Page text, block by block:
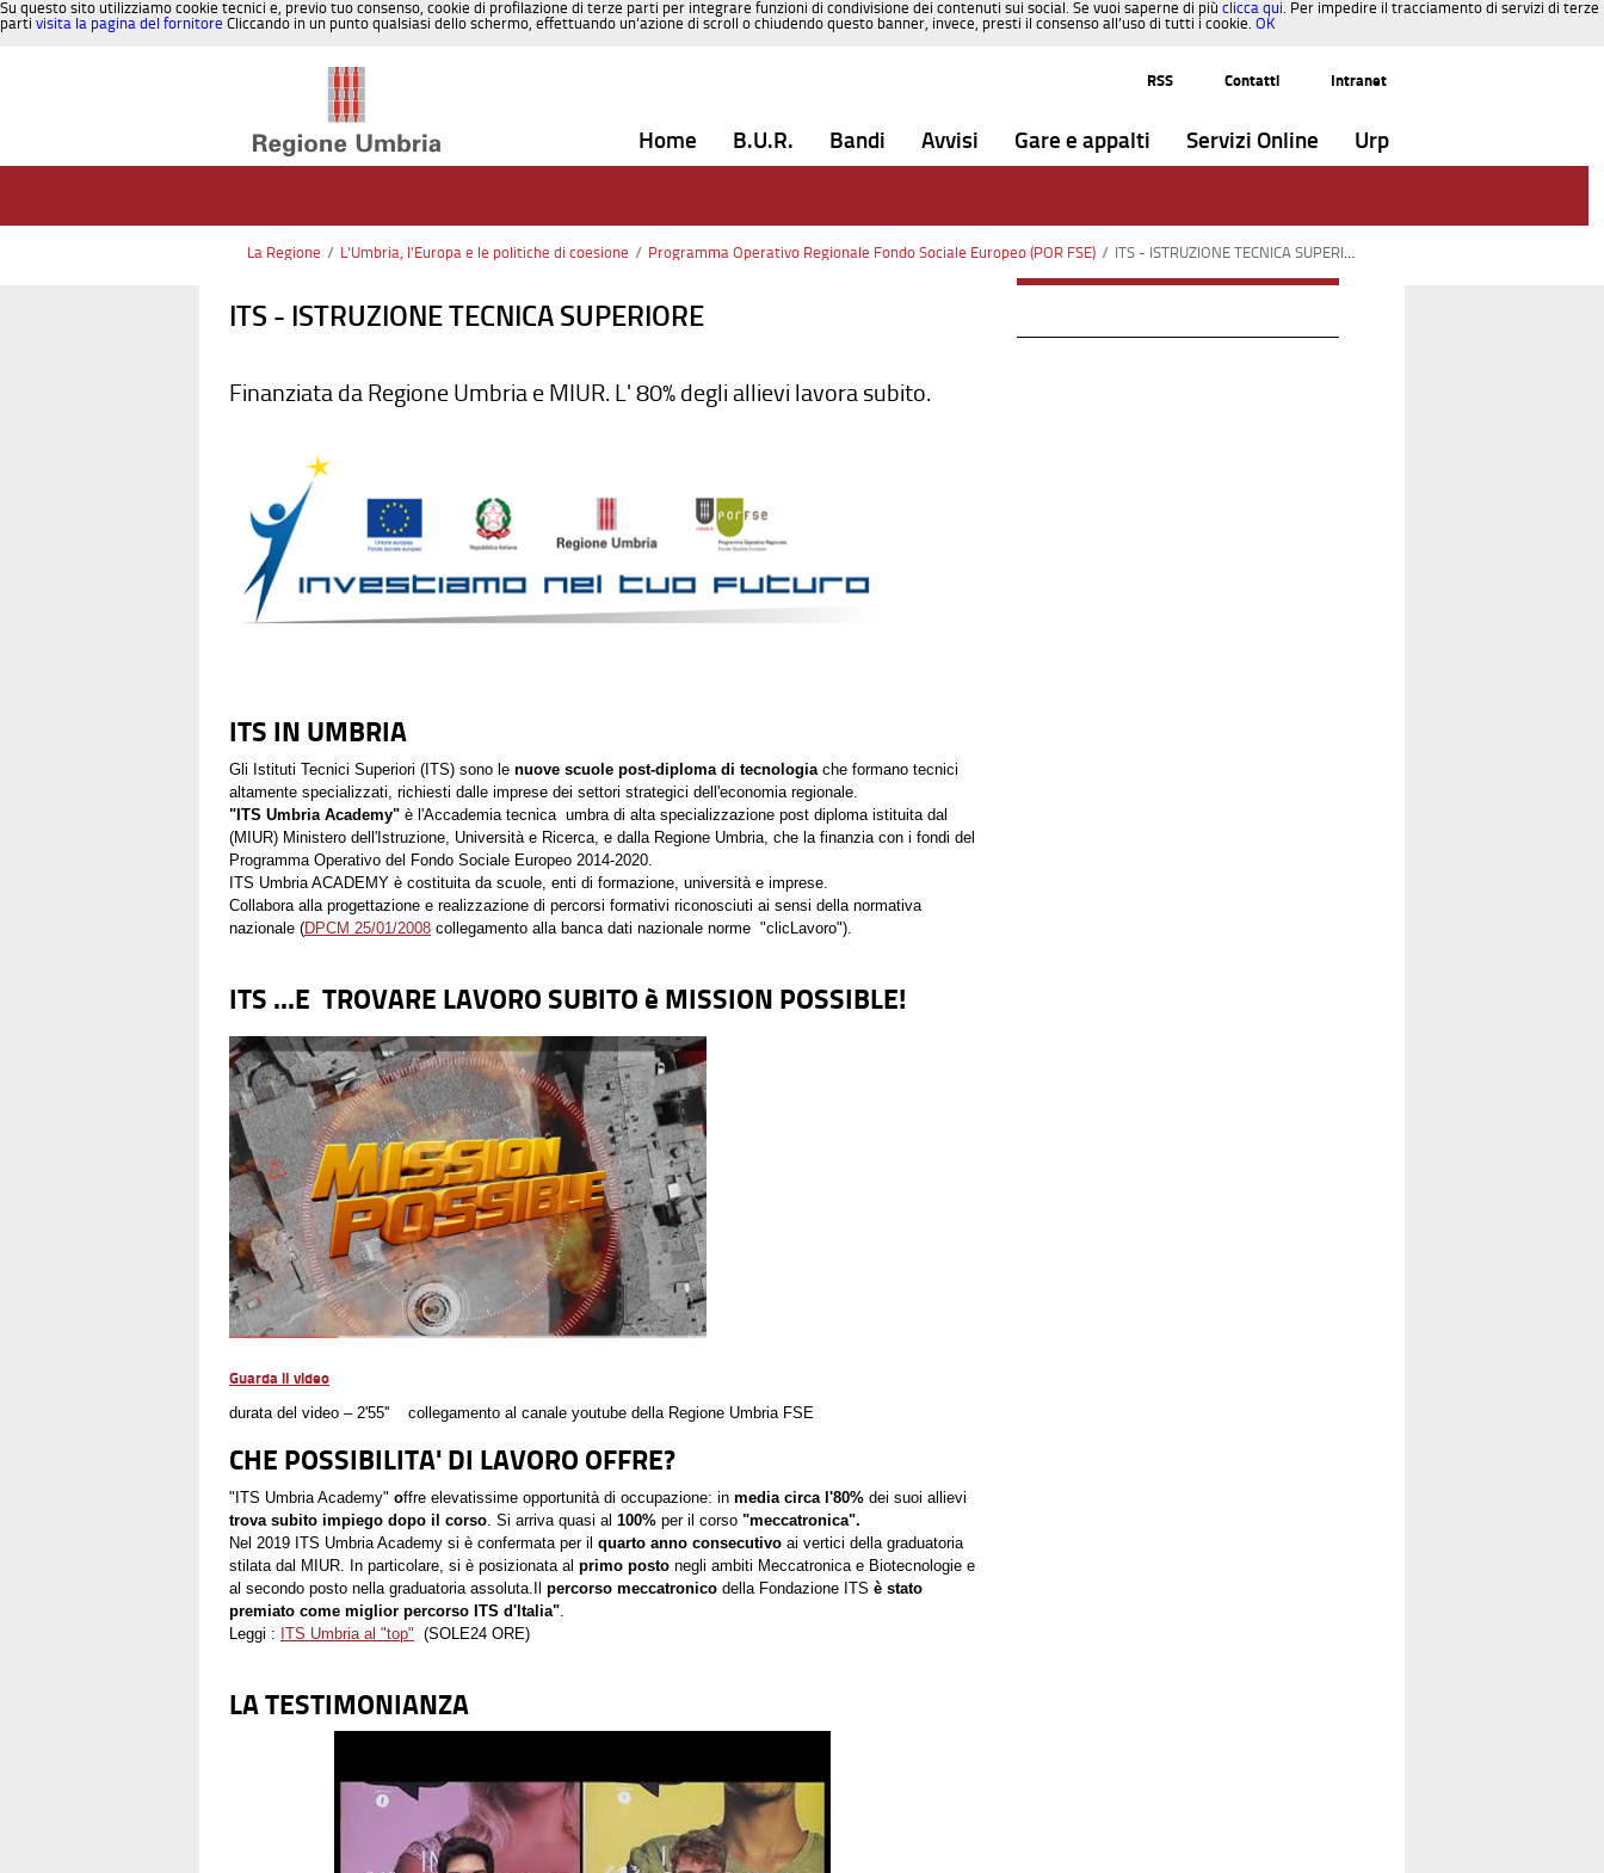
Su questo sito utilizziamo cookie tecnici e, previo tuo consenso, cookie di profilazione di terze parti per integrare funzioni di condivisione dei contenuti sui social. Se vuoi saperne di più clicca qui. Per impedire il tracciamento di servizi di terze
parti visita la pagina del fornitore Cliccando in un punto qualsiasi dello schermo, effettuando un’azione di scroll o chiudendo questo banner, invece, presti il consenso all’uso di tutti i cookie. OK
RSS
Contatti Intranet
Home B.U.R. Bandi Avvisi Gare e appalti Servizi Online Urp
La Regione / L'Umbria, l'Europa e le politiche di coesione / Programma Operativo Regionale Fondo Sociale Europeo (POR FSE) / ITS - ISTRUZIONE TECNICA SUPERIORE
ITS - ISTRUZIONE TECNICA SUPERIORE
Finanziata da Regione Umbria e MIUR. L' 80% degli allievi lavora subito.
ITS IN UMBRIA
Gli Istituti Tecnici Superiori (ITS) sono le nuove scuole post-diploma di tecnologia che formano tecnici
altamente specializzati, richiesti dalle imprese dei settori strategici dell'economia regionale.
"ITS Umbria Academy" è l'Accademia tecnica umbra di alta specializzazione post diploma istituita dal
(MIUR) Ministero dell'Istruzione, Università e Ricerca, e dalla Regione Umbria, che la finanzia con i fondi del
Programma Operativo del Fondo Sociale Europeo 2014-2020.
ITS Umbria ACADEMY è costituita da scuole, enti di formazione, università e imprese.
Collabora alla progettazione e realizzazione di percorsi formativi riconosciuti ai sensi della normativa
nazionale (DPCM 25/01/2008 collegamento alla banca dati nazionale norme "clicLavoro").
ITS ...E TROVARE LAVORO SUBITO è MISSION POSSIBLE!
Guarda il video
durata del video – 2'55'' collegamento al canale youtube della Regione Umbria FSE
CHE POSSIBILITA' DI LAVORO OFFRE?
"ITS Umbria Academy" offre elevatissime opportunità di occupazione: in media circa l'80% dei suoi allievi
trova subito impiego dopo il corso . Si arriva quasi al 100% per il corso "meccatronica".
Nel 2019 ITS Umbria Academy si è confermata per il quarto anno consecutivo ai vertici della graduatoria
stilata dal MIUR. In particolare, si è posizionata al primo posto negli ambiti Meccatronica e Biotecnologie e
al secondo posto nella graduatoria assoluta.Il percorso meccatronico della Fondazione ITS è stato
premiato come miglior percorso ITS d'ltalia"
Leggi : ITS Umbria al "top" (SOLE24 ORE)
LA TESTIMONIANZA